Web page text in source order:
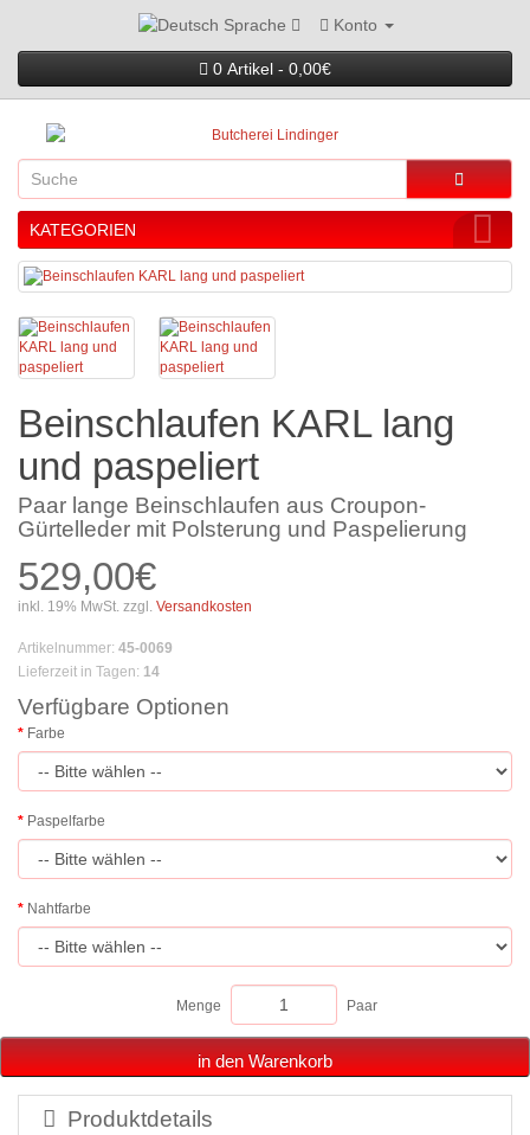
Sprache Konto
0 Artikel - 0,00€
KATEGORIEN
Beinschlaufen KARL lang
und paspeliert
Paar lange Beinschlaufen aus Croupon-
Gürtelleder mit Polsterung und Paspelierung
529,00€
inkl. 19% MwSt. zzgl. Versandkosten
Artikelnummer: 45-0069
Lieferzeit in Tagen: 14
Verfügbare Optionen
Farbe
Paspelfarbe
Nahtfarbe
Menge Paar
in den Warenkorb
Produktdetails